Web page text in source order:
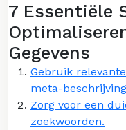
7 Essentiële
Gegevens
Gebruik
meta-
Zorg voor een
zoekwoorden.